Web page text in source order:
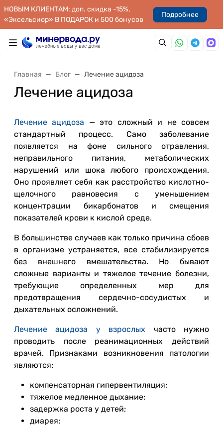
НОВЫМ КЛИЕНТАМ: доп. скидка -15%,
«Эксельсиор» В ПОДАРОК и 500 бонусов
Подробнее
Главная Блог Лечение ацидоза
Лечение ацидоза
Лечение ацидоза — это сложный и не совсем
стандартный процесс. Само заболевание
появляется на фоне сильного отравления,
неправильного питания, метаболических
нарушений или шока любого происхождения.
Оно проявляет себя как расстройство кислотно-
щелочного равновесия с уменьшением
концентрации бикарбонатов и смещения
показателей крови к кислой среде.
В большинстве случаев как только причина сбоев
в организме устраняется, все стабилизируется
без внешнего вмешательства. Но бывают
сложные варианты и тяжелое течение болезни,
требующие определенных мер для
предотвращения сердечно-сосудистых и
дыхательных осложнений.
Лечение ацидоза у взрослых часто нужно
проводить после реанимационных действий
врачей. Признаками возникновения патологии
являются:
компенсаторная гипервентиляция;
тяжелое медленное дыхание;
задержка роста у детей;
диарея;